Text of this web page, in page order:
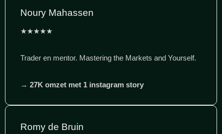
Noury Mahassen
★★★★★
Trader en mentor. Mastering the Markets and Yourself.
→ 27K omzet met 1 instagram story
Romy de Bruin